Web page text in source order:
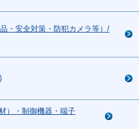
・安全対策・防犯カメラ等）/
）・制御機器・端子